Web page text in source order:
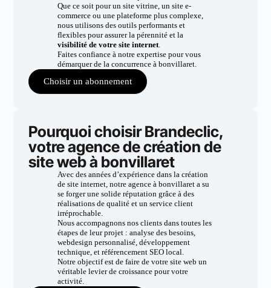
Que ce soit pour un site vitrine, un site e-
commerce ou une plateforme plus complexe,
nous utilisons des outils performants et
flexibles pour assurer la pérennité et la
visibilité de votre site internet.
Faites confiance à notre expertise pour vous
démarquer de la concurrence à bonvillaret.
Choisir un abonnement
Pourquoi choisir Brandeclic,
votre agence de création de
site web à bonvillaret
Avec des années d’expérience dans la création
de site internet, notre agence à bonvillaret a su
se forger une solide réputation grâce à des
réalisations de qualité et un service client
irréprochable.
Nous accompagnons nos clients dans toutes les
étapes de leur projet : analyse des besoins,
webdesign personnalisé, développement
technique, et référencement SEO local.
Notre objectif est de faire de votre site web un
véritable levier de croissance pour votre
activité.